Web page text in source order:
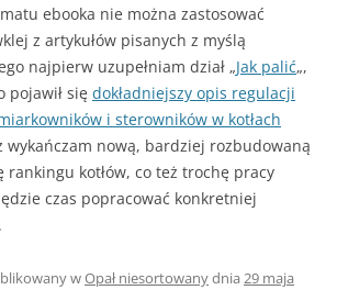
ebooka nie można zastosować
z artykułów pisanych z myślą
najpierw uzupełniam dział „Jak palić„,
pojawił się dokładniejszy opis regulacji
i sterowników w kotłach
wykańczam nową, bardziej rozbudowaną
rankingu kotłów, co też trochę pracy
czas popracować konkretniej
wOpał niesortowanydnia 29 maja